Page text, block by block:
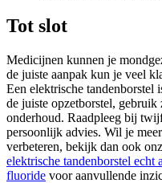
Tot slot
Medicijnen kunnen je
de juiste aanpak kun je veel
Een elektrische tandenborstel
de juiste opzetborstel, gebruik
onderhoud. Raadpleeg bij
persoonlijk advies. Wil je
verbeteren, bekijk dan ook
elektrische tandenborstel echt
fluoride voor aanvullende